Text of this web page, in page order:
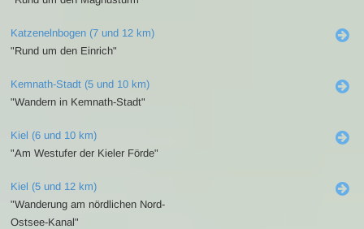
Katzenelnbogen (7 und 12 km)
"Rund um den Einrich"
Kemnath-Stadt (5 und 10 km)
"Wandern in Kemnath-Stadt"
Kiel (6 und 10 km)
"Am Westufer der Kieler Förde"
Kiel (5 und 12 km)
"Wanderung am nördlichen Nord-
Ostsee-Kanal"